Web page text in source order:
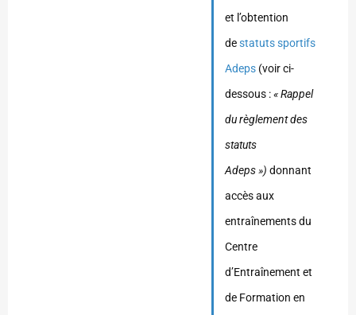
et l’obtention
destatuts sportifs
Adeps (voir ci-
dessous :« Rappel
du règlement des
statuts
Adeps »)donnant
accès aux
entraînements du
Centre
d’Entraînement et
de Formation en